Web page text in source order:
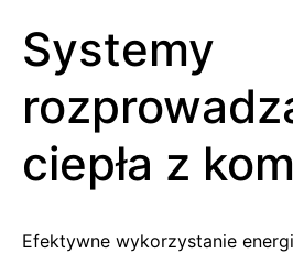
Systemy
ciepła z
Efektywne wykorzystanie